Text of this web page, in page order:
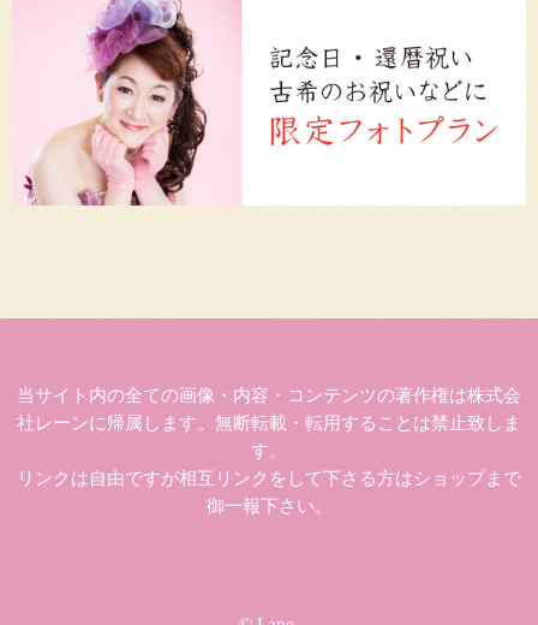
当サイト内の全ての画像・内容・コンテンツの著作権は株式会
社レーンに帰属します。無断転載・転用することは禁止致しま
す。
リンクは自由ですが相互リンクをして下さる方はショップまで
御一報下さい。